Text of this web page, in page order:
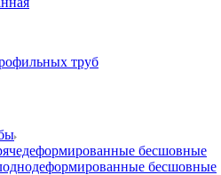
труб
бесшовные
бесшовные